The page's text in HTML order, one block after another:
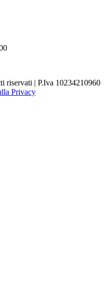
riservati | P.Iva 10234210960
Privacy